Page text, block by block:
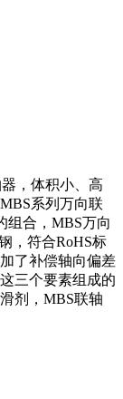
，体积小、高
系列万向联
组合，MBS万向
，符合RoHS标
了补偿轴向偏差
三个要素组成的
剂，MBS联轴